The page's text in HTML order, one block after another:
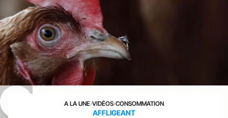
A LA UNE›VIDÉOS›CONSOMMATION
AFFLIGEANT